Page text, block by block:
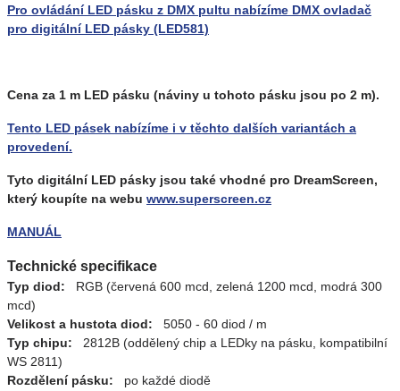
Pro ovládání LED pásku z DMX pultu nabízíme DMX ovladač
pro digitální LED pásky (LED581)
Cena za 1 m LED pásku (náviny u tohoto pásku jsou po 2 m).
Tento LED pásek nabízíme i v těchto dalších variantách a
provedení.
Tyto digitální LED pásky jsou také vhodné pro DreamScreen,
který koupíte na webu www.superscreen.cz
MANUÁL
Technické specifikace
Typ diod: RGB (červená 600 mcd, zelená 1200 mcd, modrá 300
mcd)
Velikost a hustota diod: 5050 - 60 diod / m
Typ chipu: 2812B (oddělený chip a LEDky na pásku, kompatibilní
WS 2811)
Rozdělení pásku: po každé diodě